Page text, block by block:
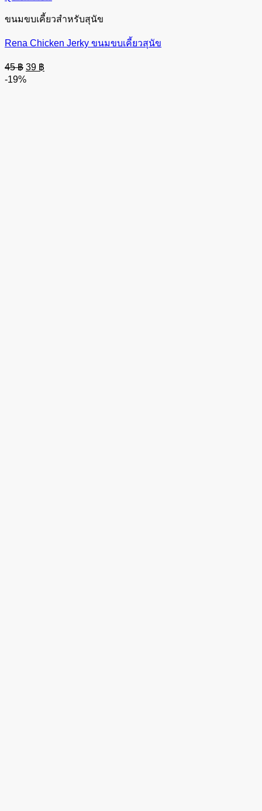
ขนมขบเคี้ยวสำหรับสุนัข
Rena Chicken Jerky ขนมขบเคี้ยวสุนัข
45฿ Original
price
was:
39 ฿
price
-19%